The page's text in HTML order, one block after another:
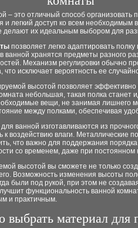
– это отличный способ организовать
и легкий доступ ко всем необходимым
их идеальным выбором для
позволяет легко адаптировать
ванной хранятся предметы разного
Механизм регулировки обычно
что исключает вероятность ее
высотой позволяет эффективно
небольшая, такая полка станет
вещи, не занимая лишнего
между полками, обеспечивая
ванной изготавливаются из
к воздействию влаги. Металлические
что важно для поддержания
со временем, даже при постоянном
высотой вы сможете не только
Возможность изменения высоты
были под рукой, при этом не
функциональность ванной
и практичным.
выбрать материал для